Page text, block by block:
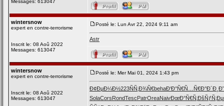
Messages: 613047
wintersnow
expert en contre-terrorisme
Inscrit le: 08 Aoû 2022
Messages: 613047
Posté le: Lun Avr 22, 2024 9:11 am
Astr
wintersnow
expert en contre-terrorisme
Inscrit le: 08 Aoû 2022
Messages: 613047
Posté le: Mer Mai 01, 2024 1:43 pm
Ð¢ÐµÐ¼Ð½223ÑÑ‚Ð¾Ñ€behaÐ‘Ð°Ñ€Ñ… Ñ€Ð°Ð´Ð¸
SolaCorsRondTescPatrOreaNaivÐœÐ°Ñ€Ñ‚ ÐšÑƒÑ‚Ðµ